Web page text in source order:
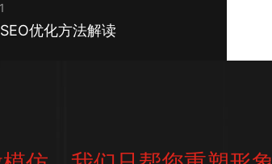
优化方法解读